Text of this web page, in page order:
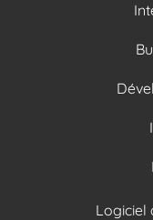
Logiciel